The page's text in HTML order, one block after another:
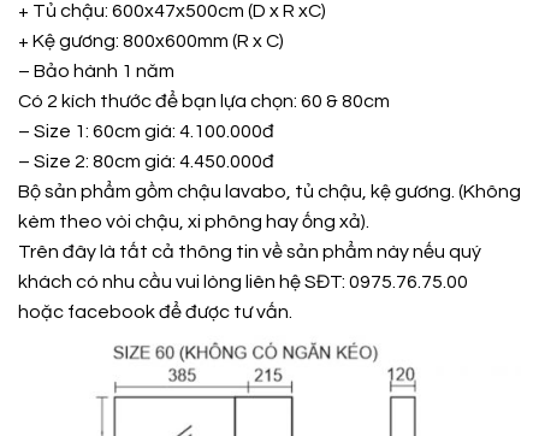
+ Tủ chậu: 600x47x500cm (D x R xC)
+ Kệ gương: 800x600mm (R x C)
– Bảo hành 1 năm
Có 2 kích thước để bạn lựa chọn: 60 & 80cm
– Size 1: 60cm giá: 4.100.000đ
– Size 2: 80cm giá: 4.450.000đ
Bộ sản phẩm gồm chậu lavabo, tủ chậu, kệ gương. (Không
kèm theo vòi chậu, xi phông hay ống xả).
Trên đây là tất cả thông tin về sản phẩm này nếu quý
khách có nhu cầu vui lòng liên hệ SĐT: 0975.76.75.00
hoặc facebookđể được tư vấn.